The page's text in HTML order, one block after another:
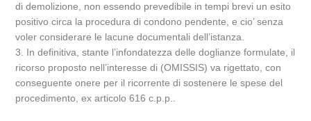
di demolizione, non essendo prevedibile in tempi brevi un esito
positivo circa la procedura di condono pendente, e cio’ senza
voler considerare le lacune documentali dell’istanza.
3. In definitiva, stante l’infondatezza delle doglianze formulate, il
ricorso proposto nell’interesse di (OMISSIS) va rigettato, con
conseguente onere per il ricorrente di sostenere le spese del
procedimento, ex articolo 616 c.p.p..